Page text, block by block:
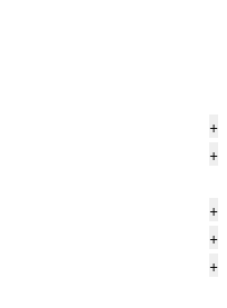
+
+
+
+
+